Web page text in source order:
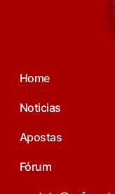
Home
Noticias
Apostas
Fórum